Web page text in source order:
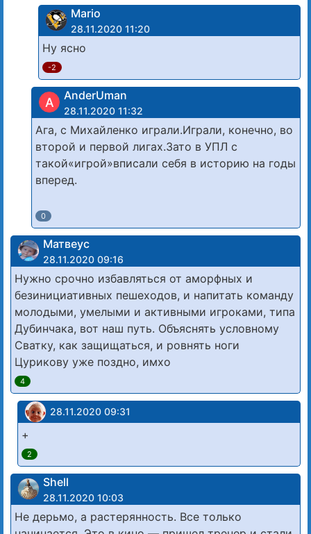
Mario
28.11.2020 11:20
Ну ясно
-2
A AnderUman
28.11.2020 11:32
Ага, с Михайленко играли.Играли, конечно, во
второй и первой лигах.Зато в УПЛ с
такой«игрой»вписали себя в историю на годы
вперед.
0
Матвеус
28.11.2020 09:16
Нужно срочно избавляться от аморфных и
безинициативных пешеходов, и напитать команду
молодыми, умелыми и активными игроками, типа
Дубинчака, вот наш путь. Объяснять условному
Сватку, как защищаться, и ровнять ноги
Цурикову уже поздно, имхо
4
28.11.2020 09:31
+
2
Shell
28.11.2020 10:03
Не дерьмо, а растерянность. Все только